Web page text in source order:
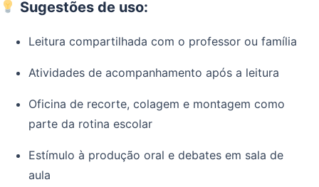
Sugestões de uso:
Leitura compartilhada com o professor ou família
Atividades de acompanhamento após a leitura
Oficina de recorte, colagem e montagem como
parte da rotina escolar
Estímulo à produção oral e debates em sala de
aula